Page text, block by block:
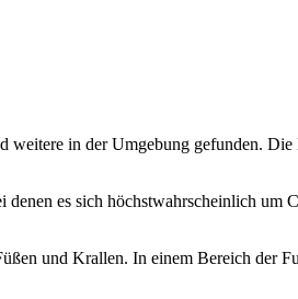
in der Umgebung gefunden. Die
es sich höchstwahrscheinlich um
und Krallen. In einem Bereich der